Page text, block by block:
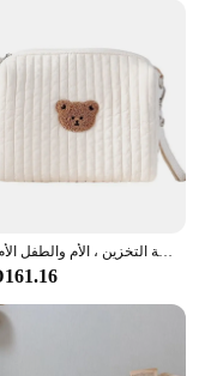
making
and suppliers.
errands to
for sale
storage
mother finds a
تحمل التطريز عربة طفل حقيبة معلقة ، لعبة التخزين ، الأم والطفل الأم حقيبة